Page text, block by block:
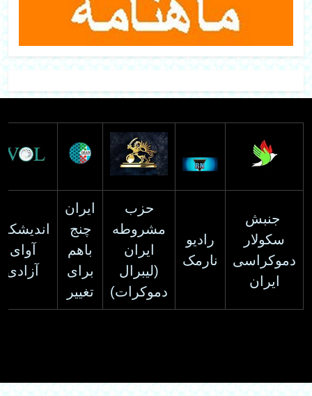
جنبش
سکولار
دموکراسی
ایران
رادیو
نارمک
حزب
مشروطه
ایران
(لیبرال
دموکرات)
ایران
چنج
باهم
برای
تغییر
آوای
آزادی